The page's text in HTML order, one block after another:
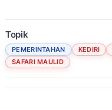
Topik
PEMERINTAHAN KEDIRI
SAFARI MAULID